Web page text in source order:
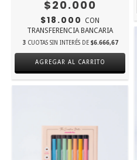
$20.000
$18.000 CON
TRANSFERENCIA BANCARIA
3 CUOTAS SIN INTERÉS DE $6.666,67